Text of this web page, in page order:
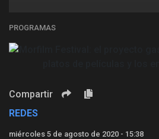
PROGRAMAS
Compartir
REDES
miércoles 5 de agosto de 2020 - 15:38